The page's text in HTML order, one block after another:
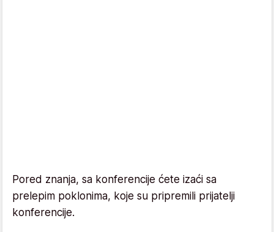
Pored znanja, sa konferencije ćete izaći sa
prelepim poklonima, koje su pripremili prijatelji
konferencije.